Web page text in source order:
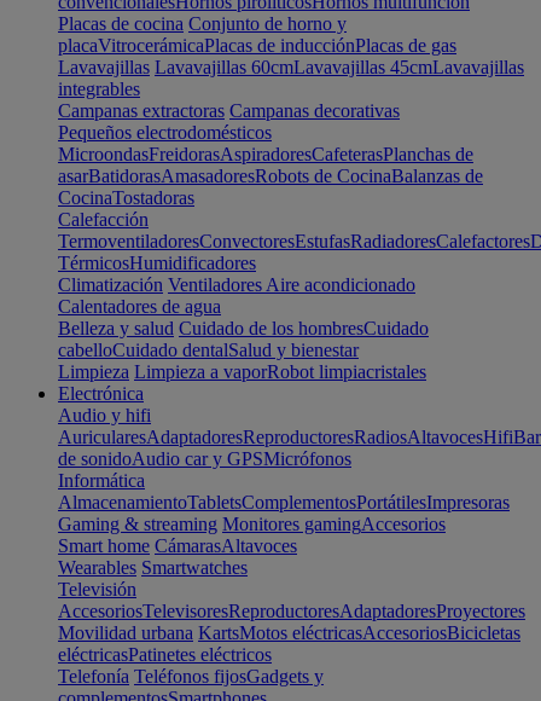
Placas de cocina Conjunto de horno y
placaVitrocerámicaPlacas de inducciónPlacas de gas
Lavavajillas Lavavajillas 60cmLavavajillas 45cmLavavajillas
integrables
Campanas extractoras Campanas decorativas
Pequeños electrodomésticos
MicroondasFreidorasAspiradoresCafeterasPlanchas de
asarBatidorasAmasadoresRobots de CocinaBalanzas de
CocinaTostadoras
Calefacción
TermoventiladoresConvectoresEstufasRadiadoresCalefactores
TérmicosHumidificadores
Climatización Ventiladores Aire acondicionado
Calentadores de agua
Belleza y salud Cuidado de los hombresCuidado
cabelloCuidado dentalSalud y bienestar
Limpieza Limpieza a vaporRobot limpiacristales
Electrónica
Audio y hifi
AuricularesAdaptadoresReproductoresRadiosAltavocesHifi
de sonidoAudio car y GPSMicrófonos
Informática
AlmacenamientoTabletsComplementosPortátilesImpresoras
Gaming & streaming Monitores gamingAccesorios
Smart home CámarasAltavoces
Wearables Smartwatches
Televisión
AccesoriosTelevisoresReproductoresAdaptadoresProyectores
Movilidad urbana KartsMotos eléctricasAccesoriosBicicletas
eléctricasPatinetes eléctricos
Telefonía Teléfonos fijosGadgets y